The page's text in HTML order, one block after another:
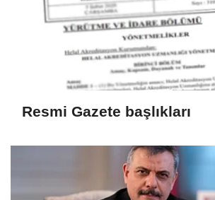
Resmi Gazete başlıkları